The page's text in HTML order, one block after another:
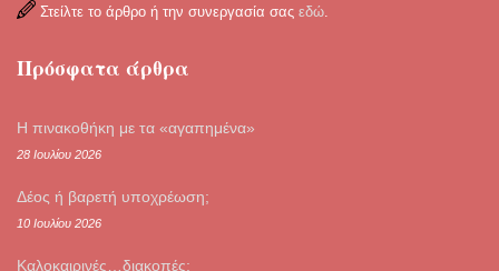
Στείλτε το άρθρο ή την συνεργασία σας εδώ
Πρόσφατα άρθρα
Η πινακοθήκη με τα «αγαπημένα»
28 Ιουλίου 2026
Δέος ή βαρετή υποχρέωση;
10 Ιουλίου 2026
Καλοκαιρινές…διακοπές;